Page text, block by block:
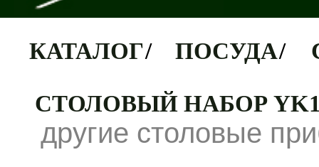
КАТАЛОГ/ ПОСУДА/
СТОЛОВЫЙ НАБОР
другие столовые